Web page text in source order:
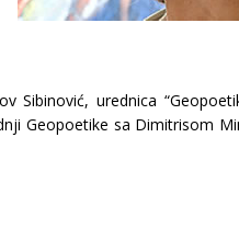
Sibinović, urednica
Geopoetike sa Dimitrisom